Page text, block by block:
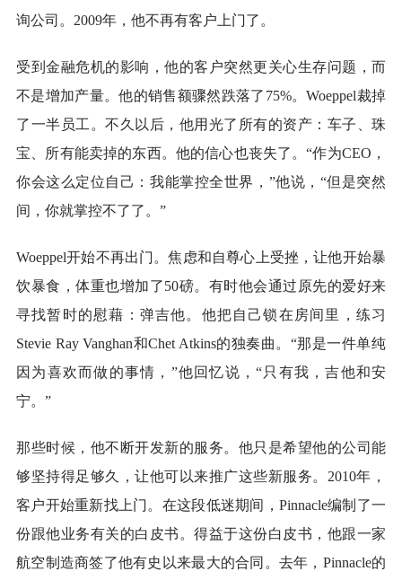
询公司。2009年，他不再有客户上门了。
受到金融危机的影响，他的客户突然更关心生存问题，而
不是增加产量。他的销售额骤然跌落了75%。Woeppel裁掉
了一半员工。不久以后，他用光了所有的资产：车子、珠
宝、所有能卖掉的东西。他的信心也丧失了。“作为CEO，
你会这么定位自己：我能掌控全世界，”他说，“但是突然
间，你就掌控不了了。”
Woeppel开始不再出门。焦虑和自尊心上受挫，让他开始暴
饮暴食，体重也增加了50磅。有时他会通过原先的爱好来
寻找暂时的慰藉：弹吉他。他把自己锁在房间里，练习
Stevie Ray Vanghan和Chet Atkins的独奏曲。“那是一件单纯
因为喜欢而做的事情，”他回忆说，“只有我，吉他和安
宁。”
那些时候，他不断开发新的服务。他只是希望他的公司能
够坚持得足够久，让他可以来推广这些新服务。2010年，
客户开始重新找上门。在这段低迷期间，Pinnacle编制了一
份跟他业务有关的白皮书。得益于这份白皮书，他跟一家
航空制造商签了他有史以来最大的合同。去年，Pinnacle的